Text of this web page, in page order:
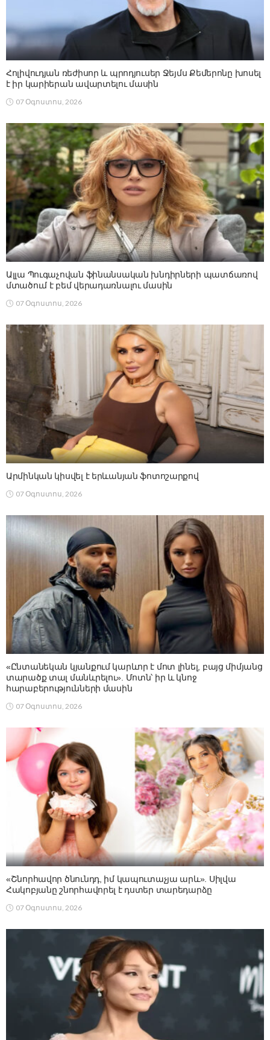
Հոլիվուդյան ռեժիսոր և պրոդյուսեր Ջեյմս Քեմերոնը խոսել
է իր կարիերան ավարտելու մասին
07 Օգոստոս, 2026
Ալլա Պուգաչովան ֆինանսական խնդիրների պատճառով
մտածում է բեմ վերադառնալու մասին
07 Օգոստոս, 2026
Արմինկան կիսվել է երևանյան ֆոտոշարքով
07 Օգոստոս, 2026
«Ընտանեկան կյանքում կարևոր է մոտ լինել, բայց միմյանց
տարածք տալ մանևրելու». Մոտն՝ իր և կնոջ
հարաբերությունների մասին
07 Օգոստոս, 2026
«Շնորհավոր ծնունդդ, իմ կապուտաչյա արև». Սիլվա
Հակոբյանը շնորհավորել է դստեր տարեդարձը
07 Օգոստոս, 2026